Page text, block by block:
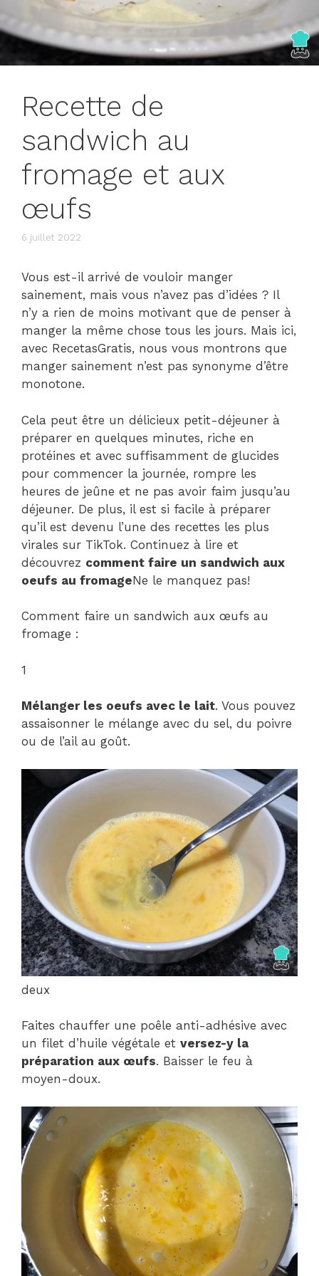
Recette de
sandwich au
fromage et aux
œufs
6 juillet 2022
Vous est-il arrivé de vouloir manger
sainement, mais vous n’avez pas d’idées ? Il
n’y a rien de moins motivant que de penser à
manger la même chose tous les jours. Mais ici,
avec RecetasGratis, nous vous montrons que
manger sainement n’est pas synonyme d’être
monotone.
Cela peut être un délicieux petit-déjeuner à
préparer en quelques minutes, riche en
protéines et avec suffisamment de glucides
pour commencer la journée, rompre les
heures de jeûne et ne pas avoir faim jusqu’au
déjeuner. De plus, il est si facile à préparer
qu’il est devenu l’une des recettes les plus
virales sur TikTok. Continuez à lire et
découvrez comment faire un sandwich aux
oeufs au fromageNe le manquez pas!
Comment faire un sandwich aux œufs au
fromage :
1
Mélanger les oeufs avec le lait. Vous pouvez
assaisonner le mélange avec du sel, du poivre
ou de l’ail au goût.
deux
Faites chauffer une poêle anti-adhésive avec
un filet d’huile végétale et versez-y la
préparation aux œufs. Baisser le feu à
moyen-doux.